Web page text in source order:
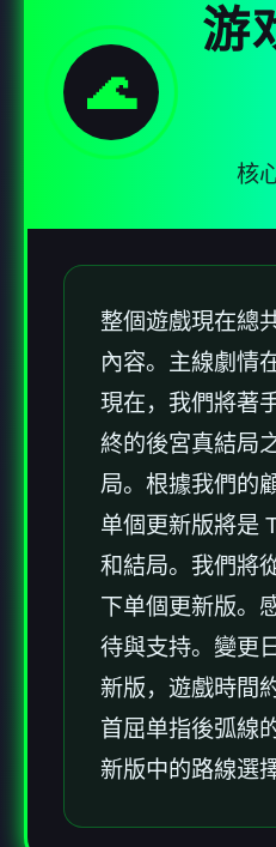
🌊
游
核
整個遊戲現在總
內容。主線劇情
現在，我們將著
終的後宮真結局
局。根據我們的
单個更新版將是
和結局。我們將
下单個更新版。
待與支持。變更
新版，遊戲時間
首屈单指後弧線
新版中的路線選